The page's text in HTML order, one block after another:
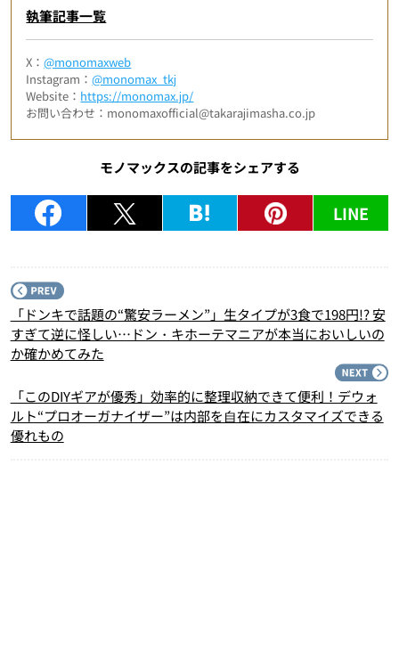
執筆記事一覧
X：@monomaxweb
Instagram：@monomax_tkj
Website： https://monomax.jp/
お問い合わせ：monomaxofficial@takarajimasha.co.jp
モノマックスの記事をシェアする
LINE
「ドンキで話題の“驚安ラーメン”」生タイプが3食で198円!? 安
すぎて逆に怪しい…ドン・キホーテマニアが本当においしいの
か確かめてみた
「このDIYギアが優秀」効率的に整理収納できて便利！デウォ
ルト“プロオーガナイザー”は内部を⾃在にカスタマイズできる
優れもの